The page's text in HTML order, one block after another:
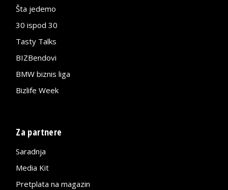
Šta jedemo
30 ispod 30
Tasty Talks
BIZBendovi
BMW biznis liga
Bizlife Week
Za partnere
Saradnja
Media Kit
Pretplata na magazin